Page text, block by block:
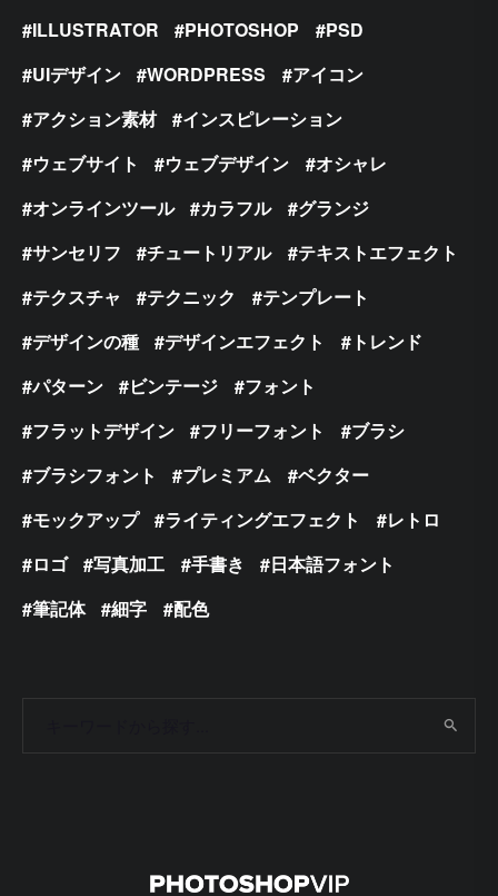
ILLUSTRATOR
PHOTOSHOP
PSD
UIデザイン
WORDPRESS
アイコン
アクション素材
インスピレーション
ウェブサイト
ウェブデザイン
オシャレ
オンラインツール
カラフル
グランジ
サンセリフ
チュートリアル
テキストエフェクト
テクスチャ
テクニック
テンプレート
デザインの種
デザインエフェクト
トレンド
パターン
ビンテージ
フォント
フラットデザイン
フリーフォント
ブラシ
ブラシフォント
プレミアム
ベクター
モックアップ
ライティングエフェクト
レトロ
ロゴ
写真加工 手書き
日本語フォント
筆記体
細字 配色